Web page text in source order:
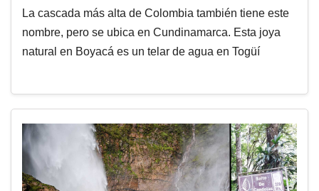
La cascada más alta de Colombia también tiene este
nombre, pero se ubica en Cundinamarca. Esta joya
natural en Boyacá es un telar de agua en Togüí